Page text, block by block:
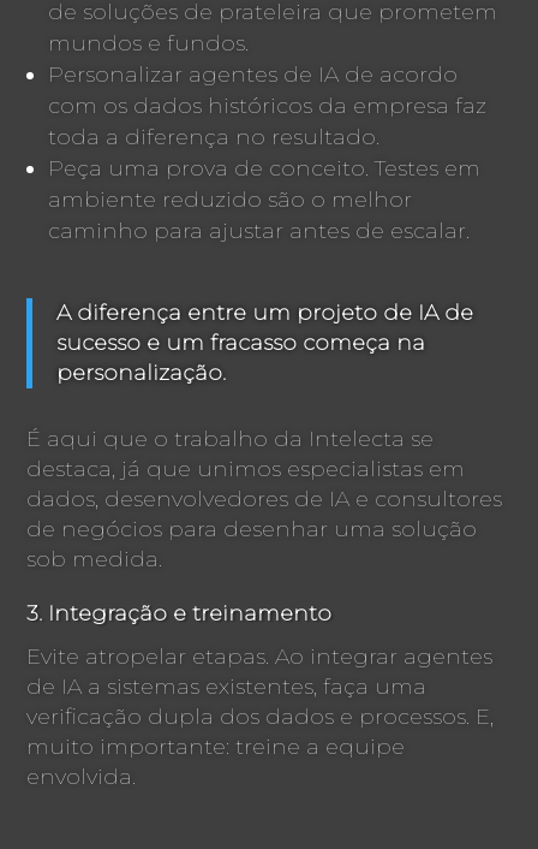
de soluções de prateleira que prometem
mundos e fundos.
Personalizar agentes de IA de acordo
com os dados históricos da empresa faz
toda a diferença no resultado.
Peça uma prova de conceito. Testes em
ambiente reduzido são o melhor
caminho para ajustar antes de escalar.
A diferença entre um projeto de IA de
sucesso e um fracasso começa na
personalização.
É aqui que o trabalho da Intelecta se
destaca, já que unimos especialistas em
dados, desenvolvedores de IA e consultores
de negócios para desenhar uma solução
sob medida.
3. Integração e treinamento
Evite atropelar etapas. Ao integrar agentes
de IA a sistemas existentes, faça uma
verificação dupla dos dados e processos. E,
muito importante: treine a equipe
envolvida.